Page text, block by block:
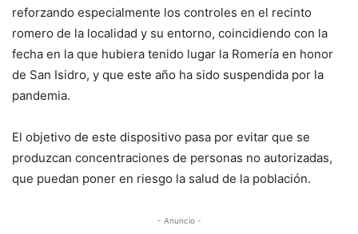
reforzando especialmente los controles en el recinto
romero de la localidad y su entorno, coincidiendo con la
fecha en la que hubiera tenido lugar la Romería en honor
de San Isidro, y que este año ha sido suspendida por la
pandemia.
El objetivo de este dispositivo pasa por evitar que se
produzcan concentraciones de personas no autorizadas,
que puedan poner en riesgo la salud de la población.
- Anuncio -